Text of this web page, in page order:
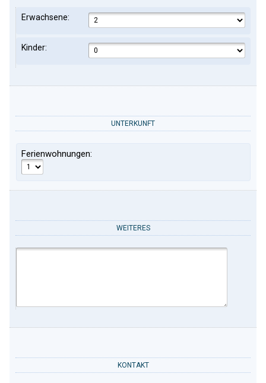
Erwachsene:
Kinder:
UNTERKUNFT
Ferienwohnungen:
WEITERES
KONTAKT